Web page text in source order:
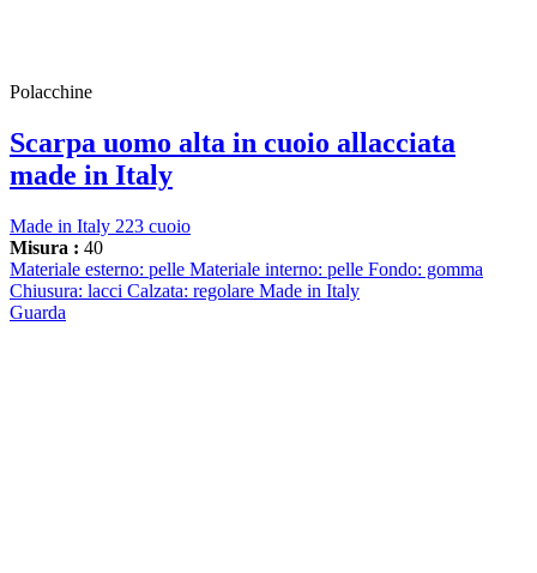
Polacchine
Scarpa uomo alta in cuoio allacciata
made in Italy
Made in Italy 223 cuoio
Misura : 40
Materiale esterno: pelle Materiale interno: pelle Fondo: gomma
Chiusura: lacci Calzata: regolare Made in Italy
Guarda